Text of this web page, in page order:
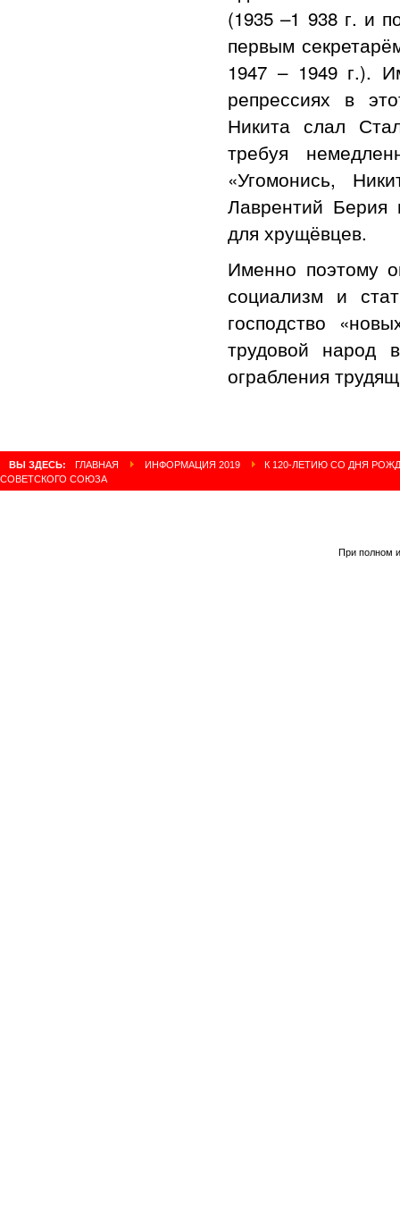
(1935 –1 938 г. и
первым
1947 – 1949 г.).
репрессиях в
Никита слал
требуя
«Угомонись,
Лаврентий Берия
для хрущёвцев.
Именно поэтому
социализм и
господство
трудовой народ
ограбления
ВЫ ЗДЕСЬ: ГЛАВНАЯ ИНФОРМАЦИЯ 2019
К 120-ЛЕТИЮ СО ДНЯ
СОВЕТСКОГО СОЮЗА
При полном